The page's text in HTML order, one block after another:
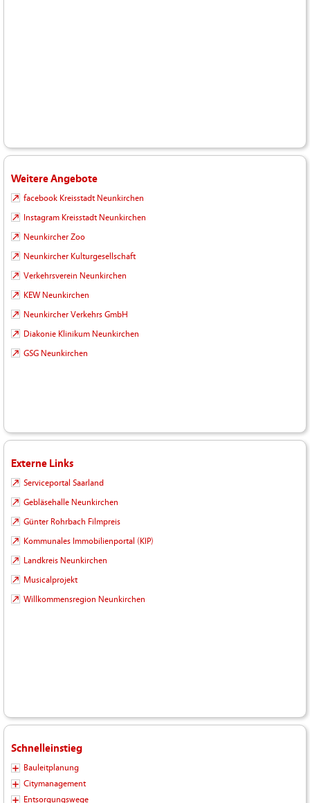
Weitere Angebote
facebook Kreisstadt Neunkirchen
Instagram Kreisstadt Neunkirchen
Neunkircher Zoo
Neunkircher Kulturgesellschaft
Verkehrsverein Neunkirchen
KEW Neunkirchen
Neunkircher Verkehrs GmbH
Diakonie Klinikum Neunkirchen
GSG Neunkirchen
Externe Links
Serviceportal Saarland
Gebläsehalle Neunkirchen
Günter Rohrbach Filmpreis
Kommunales Immobilienportal (KIP)
Landkreis Neunkirchen
Musicalprojekt
Willkommensregion Neunkirchen
Schnelleinstieg
Bauleitplanung
Citymanagement
Entsorgungswege